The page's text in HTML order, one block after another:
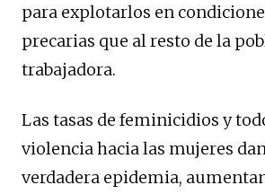
para explotarlos en
precarias que al resto de la
trabajadora.
Las tasas de feminicidios y
violencia hacia las mujeres
verdadera epidemia,